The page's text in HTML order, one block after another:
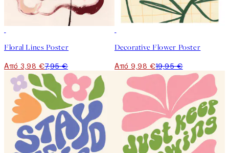
Floral Lines Poster
Από 3,98 €7,95 €
Decorative Flower Poster
Από 9,98 €19,95 €